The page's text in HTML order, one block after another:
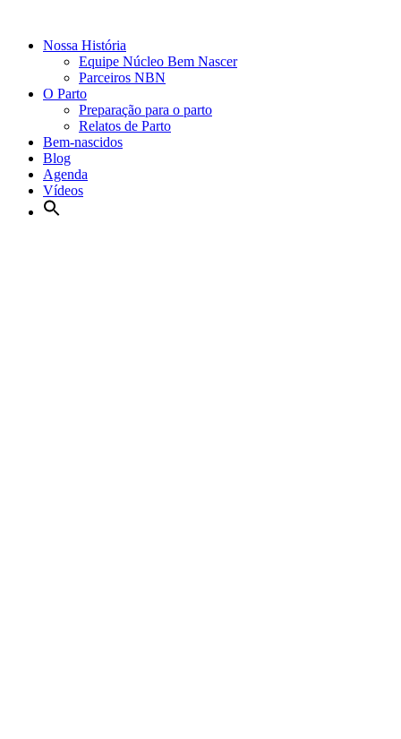
Nossa História
Equipe Núcleo Bem Nascer
Parceiros NBN
O Parto
Preparação para o parto
Relatos de Parto
Bem-nascidos
Blog
Agenda
Vídeos